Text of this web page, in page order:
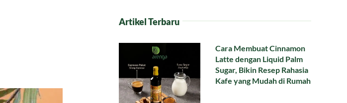
Artikel Terbaru
Cara Membuat Cinnamon
Latte dengan Liquid Palm
Sugar, Bikin Resep Rahasia
Kafe yang Mudah di Rumah